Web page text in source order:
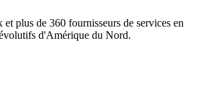
plus de 360 fournisseurs de services en
d'Amérique du Nord.